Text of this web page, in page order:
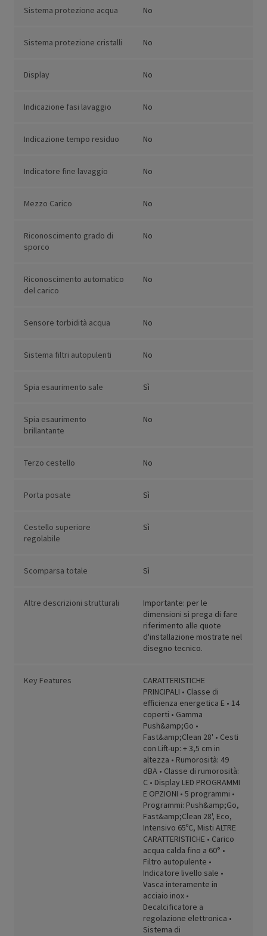
Sistema protezione acqua No
Sistema protezione cristalli No
Display No
Indicazione fasi lavaggio No
Indicazione tempo residuo No
Indicatore fine lavaggio No
Mezzo Carico No
Riconoscimento grado di
sporco
No
Riconoscimento automatico
del carico
No
Sensore torbidità acqua No
Sistema filtri autopulenti No
Spia esaurimento sale Sì
Spia esaurimento
brillantante
No
Terzo cestello No
Porta posate Sì
Cestello superiore
regolabile
Sì
Scomparsa totale Sì
Altre descrizioni strutturali
Importante: per le
dimensioni si prega di fare
riferimento alle quote
d'installazione mostrate nel
disegno tecnico.
Key Features
CARATTERISTICHE
PRINCIPALI • Classe di
efficienza energetica E • 14
coperti • Gamma
Push&amp;Go •
Fast&amp;Clean 28' • Cesti
con Lift-up: + 3,5 cm in
altezza • Rumorosità: 49
dBA • Classe di rumorosità:
C • Display LED PROGRAMMI
E OPZIONI • 5 programmi •
Programmi: Push&amp;Go,
Fast&amp;Clean 28', Eco,
Intensivo 65ºC, Misti ALTRE
CARATTERISTICHE • Carico
acqua calda fino a 60° •
Filtro autopulente •
Indicatore livello sale •
Vasca interamente in
acciaio inox •
Decalcificatore a
regolazione elettronica •
Sistema di